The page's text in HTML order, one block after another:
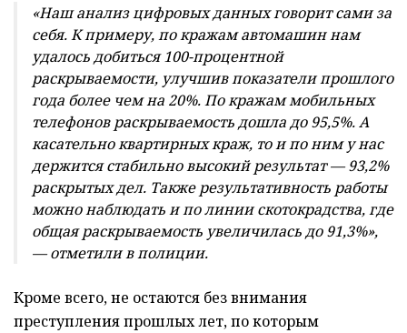
«Наш анализ цифровых данных говорит сами за
себя. К примеру, по кражам автомашин нам
удалось добиться 100-процентной
раскрываемости, улучшив показатели прошлого
года более чем на 20%. По кражам мобильных
телефонов раскрываемость дошла до 95,5%. А
касательно квартирных краж, то и по ним у нас
держится стабильно высокий результат — 93,2%
раскрытых дел. Также результативность работы
можно наблюдать и по линии скотокрадства, где
общая раскрываемость увеличилась до 91,3%»,
— отметили в полиции.
Кроме всего, не остаются без внимания
преступления прошлых лет, по которым